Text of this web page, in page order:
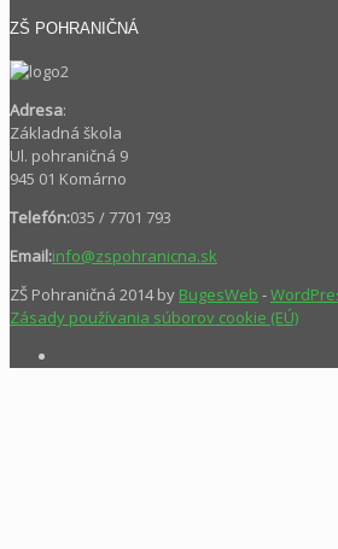
ZŠ POHRANIČNÁ
Adresa:
Základná škola
Ul. pohraničná 9
945 01 Komárno
Telefón:035 / 7701 793
Email:info@zspohranicna.sk
ZŠ Pohraničná 2014 by BugesWeb -
Zásady používania súborov cookie (EÚ)